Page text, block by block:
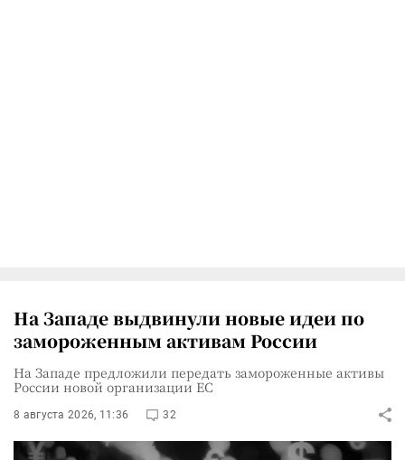
На Западе выдвинули новые идеи по
замороженным активам России
На Западе предложили передать замороженные активы
России новой организации ЕС
8 августа 2026, 11:36 32